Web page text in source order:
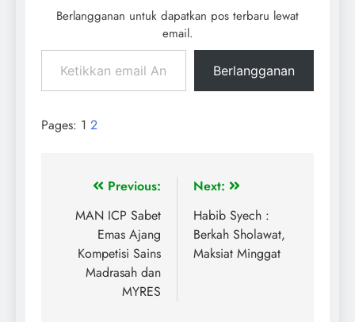
Berlangganan untuk dapatkan pos terbaru lewat
email.
Berlangganan
Pages: 1 2
Previous:
MAN ICP Sabet
Emas Ajang
Kompetisi Sains
Madrasah dan
MYRES
Next:
Habib Syech :
Berkah Sholawat,
Maksiat Minggat